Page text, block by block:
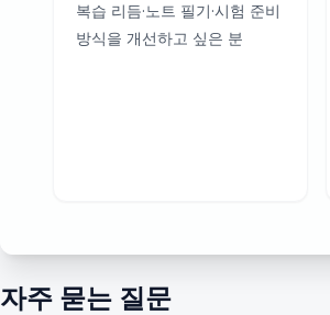
복습 리듬·노트 필기·시험 준비
방식을 개선하고 싶은 분
자주 묻는 질문